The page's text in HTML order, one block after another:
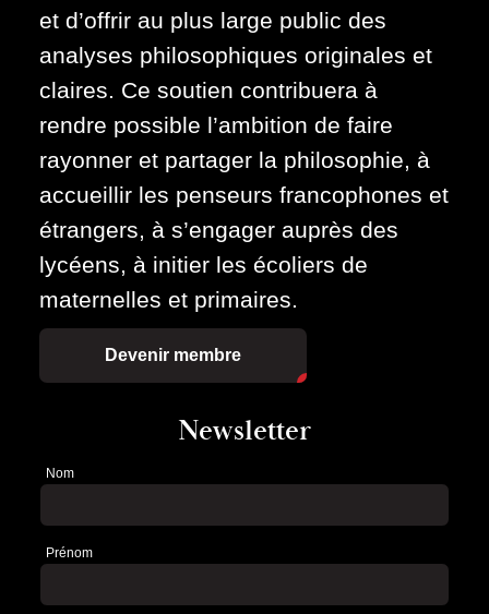
et d’offrir au plus large public des
analyses philosophiques originales et
claires. Ce soutien contribuera à
rendre possible l’ambition de faire
rayonner et partager la philosophie, à
accueillir les penseurs francophones et
étrangers, à s’engager auprès des
lycéens, à initier les écoliers de
maternelles et primaires.
Devenir membre
Newsletter
Newsletter
Nom
Prénom